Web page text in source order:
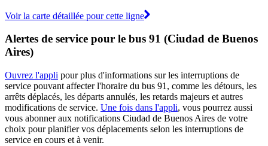
Voir la carte détaillée pour cette ligne
Alertes de service pour le bus 91 (Ciudad de Buenos
Aires)
Ouvrez l'appli pour plus d'informations sur les interruptions de
service pouvant affecter l'horaire du bus 91, comme les détours, les
arrêts déplacés, les départs annulés, les retards majeurs et autres
modifications de service. Une fois dans l'appli, vous pourrez aussi
vous abonner aux notifications Ciudad de Buenos Aires de votre
choix pour planifier vos déplacements selon les interruptions de
service en cours et à venir.